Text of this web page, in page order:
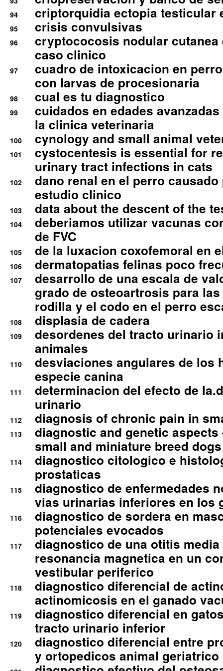
94 criptorquidia ectopia testicular
95 crisis convulsivas
96
cryptococosis nodular cutanea
caso clinico
97
cuadro de intoxicacion en
con larvas de procesionaria
98 cual es tu diagnostico
99
cuidados en edades
la clinica veterinaria
100 cynology and small animal
101
cystocentesis is essential for
urinary tract infections in cats
102
dano renal en el perro
estudio clinico
103 data about the descent of the
104
deberiamos utilizar vacunas
de FVC
105 de la luxacion coxofemoral en
106 dermatopatias felinas poco
107
desarrollo de una escala de
grado de osteoartrosis para
rodilla y el codo en el perro
108 displasia de cadera
109
desordenes del tracto urinario
animales
110
desviaciones angulares de los
especie canina
111
determinacion del efecto de
urinario
112 diagnosis of chronic pain in
113
diagnostic and genetic
small and miniature breed
114
diagnostico citologico e
prostaticas
115
diagnostico de enfermedades
vias urinarias inferiores en los
116
diagnostico de sordera en
potenciales evocados
117
diagnostico de una otitis
resonancia magnetica en un
vestibular periferico
118
diagnostico diferencial de
actinomicosis en el ganado
119
diagnostico diferencial en
tracto urinario inferior
120
diagnostico diferencial entre
y ortopedicos animal geriatrico